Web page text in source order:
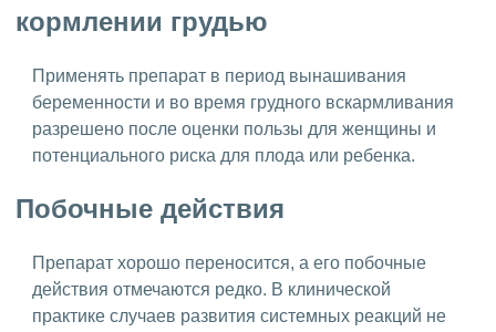
кормлении грудью
Применять препарат в период вынашивания
беременности и во время грудного вскармливания
разрешено после оценки пользы для женщины и
потенциального риска для плода или ребенка.
Побочные действия
Препарат хорошо переносится, а его побочные
действия отмечаются редко. В клинической
практике случаев развития системных реакций не